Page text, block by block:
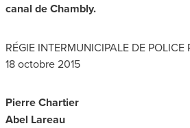
canal deChambly.
RÉGIE INTERMUNICIPALE DE POLICE
18 octobre 2015
Pierre Chartier
Abel Lareau